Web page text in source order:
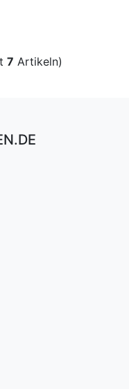
7 Artikeln)